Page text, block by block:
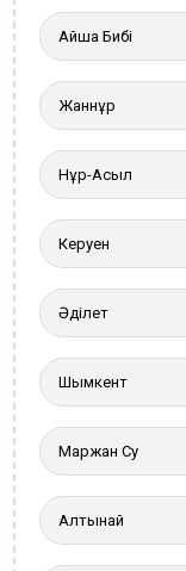
Айша Бибі
Жаннұр
Нұр-Асыл
Керуен
Әділет
Шымкент
Маржан Су
Алтынай